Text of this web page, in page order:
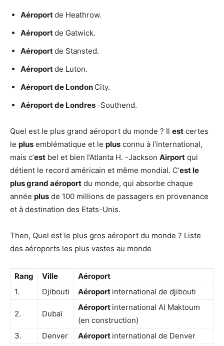
Aéroportde Heathrow.
Aéroportde Gatwick.
Aéroportde Stansted.
Aéroportde Luton.
Aéroport de London City.
Aéroport de Londres -Southend.
Quel est le plus grand aéroport du monde ? Il est certes
le plus emblématique et le plus connu à l’international,
mais c’est bel et bien l’Atlanta H. -Jackson Airport qui
détient le record américain et même mondial. C’est le
plus grand aéroport du monde, qui absorbe chaque
année plus de 100 millions de passagers en provenance
et à destination des Etats-Unis.
Then, Quel est le plus gros aéroport du monde ? Liste
des aéroports les plus vastes au monde
Rang Ville
Aéroport
1.
Djibouti Aéroport international de djibouti
2. Dubaï
Aéroport international Al Maktoum
(en construction)
3.
Denver Aéroport international de Denver